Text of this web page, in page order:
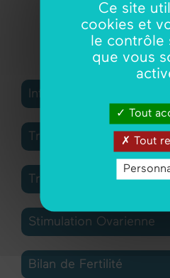
Ou plus de
Infertilité
Traitement
Transfert Embryon
Stimulation Ovarienne
Bilan de Fertilité
Ce site
cookies et
le contrôle
que vous
Tout
Tout